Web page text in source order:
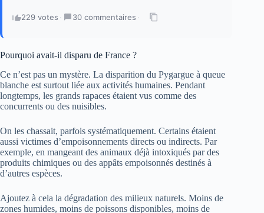
229 votes · 30 commentaires ·
Pourquoi avait-il disparu de France ?
Ce n’est pas un mystère. La disparition du Pygargue à queue
blanche est surtout liée aux activités humaines. Pendant
longtemps, les grands rapaces étaient vus comme des
concurrents ou des nuisibles.
On les chassait, parfois systématiquement. Certains étaient
aussi victimes d’empoisonnements directs ou indirects. Par
exemple, en mangeant des animaux déjà intoxiqués par des
produits chimiques ou des appâts empoisonnés destinés à
d’autres espèces.
Ajoutez à cela la dégradation des milieux naturels. Moins de
zones humides, moins de poissons disponibles, moins de